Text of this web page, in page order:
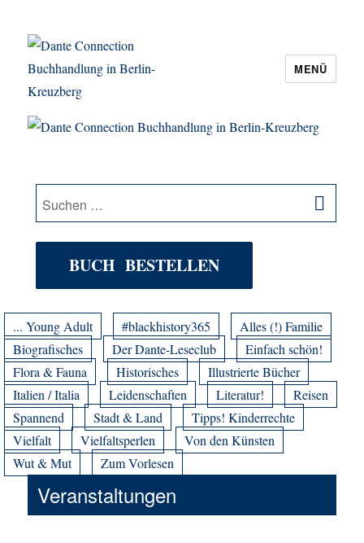
Dante Connection Buchhandlung in
MENÜ
Suche
nach:
BUCH BESTELLEN
... Young Adult #blackhistory365
Alles (!) Familie
Biografisches
Der Dante-Leseclub
Einfach schön!
Flora & Fauna
Historisches
Illustrierte Bücher
Italien / Italia
Leidenschaften Literatur!
Reisen
Spannend
Stadt & Land
Tipps! Kinderrechte
Vielfalt
Vielfaltsperlen
Von den Künsten
Wut & Mut
Zum Vorlesen
Veranstaltungen